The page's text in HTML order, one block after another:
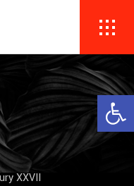
XXVII